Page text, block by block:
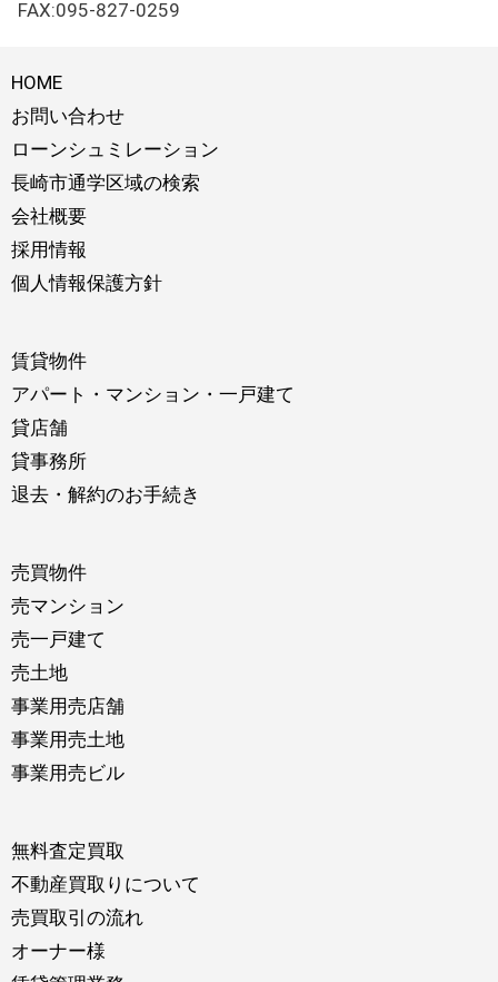
FAX:095-827-0259
HOME
お問い合わせ
ローンシュミレーション
長崎市通学区域の検索
会社概要
採用情報
個人情報保護方針
賃貸物件
アパート・マンション・一戸建て
貸店舗
貸事務所
退去・解約のお手続き
売買物件
売マンション
売一戸建て
売土地
事業用売店舗
事業用売土地
事業用売ビル
無料査定買取
不動産買取りについて
売買取引の流れ
オーナー様